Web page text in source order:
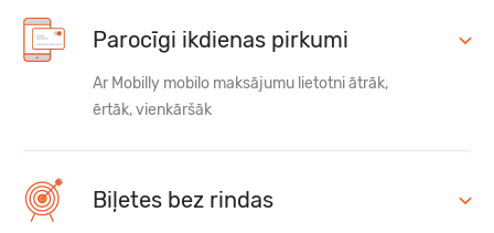
Parocīgi ikdienas pirkumi
Ar Mobilly mobilo maksājumu lietotni ātrāk,
ērtāk, vienkāršāk
Biļetes bez rindas